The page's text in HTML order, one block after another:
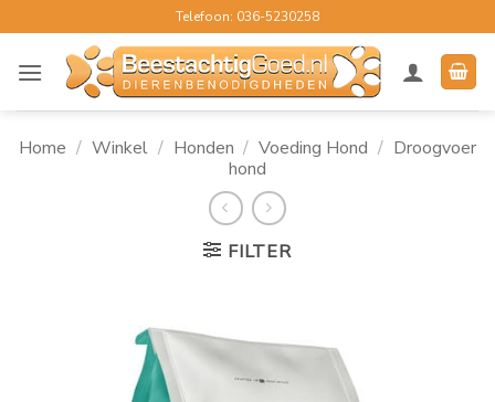
naar
inhoud
Telefoon: 036-5230258
Home / Winkel / Honden / Voeding Hond / Droogvoer
hond
FILTER